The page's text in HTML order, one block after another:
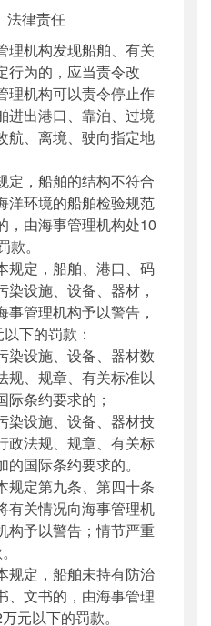
律责任
机构发现船舶、有关
行为的，应当责令改
理机构可以责令停止作
进出港口、靠泊、过境
航、离境、驶向指定地
，船舶的结构不符合
洋环境的船舶检验规范
，由海事管理机构处10
。
定，船舶、港口、码
设施、设备、器材，
管理机构予以警告，
下的罚款：
设施、设备、器材数
规、规章、有关标准以
条约要求的；
设施、设备、器材技
政法规、规章、有关标
国际条约要求的。
定第九条、第四十条
有关情况向海事管理机
构予以警告；情节严重
定，船舶未持有防治
、文书的，由海事管理
元以下的罚款。